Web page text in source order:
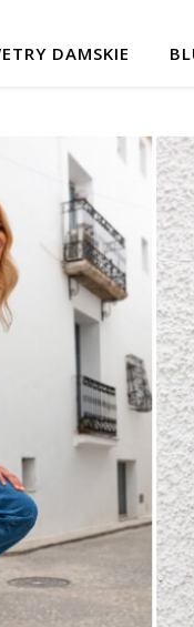
DAMSKIE